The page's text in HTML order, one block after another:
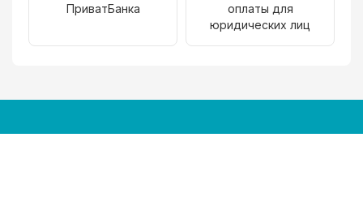
ПриватБанка
оплаты для
юридических лиц